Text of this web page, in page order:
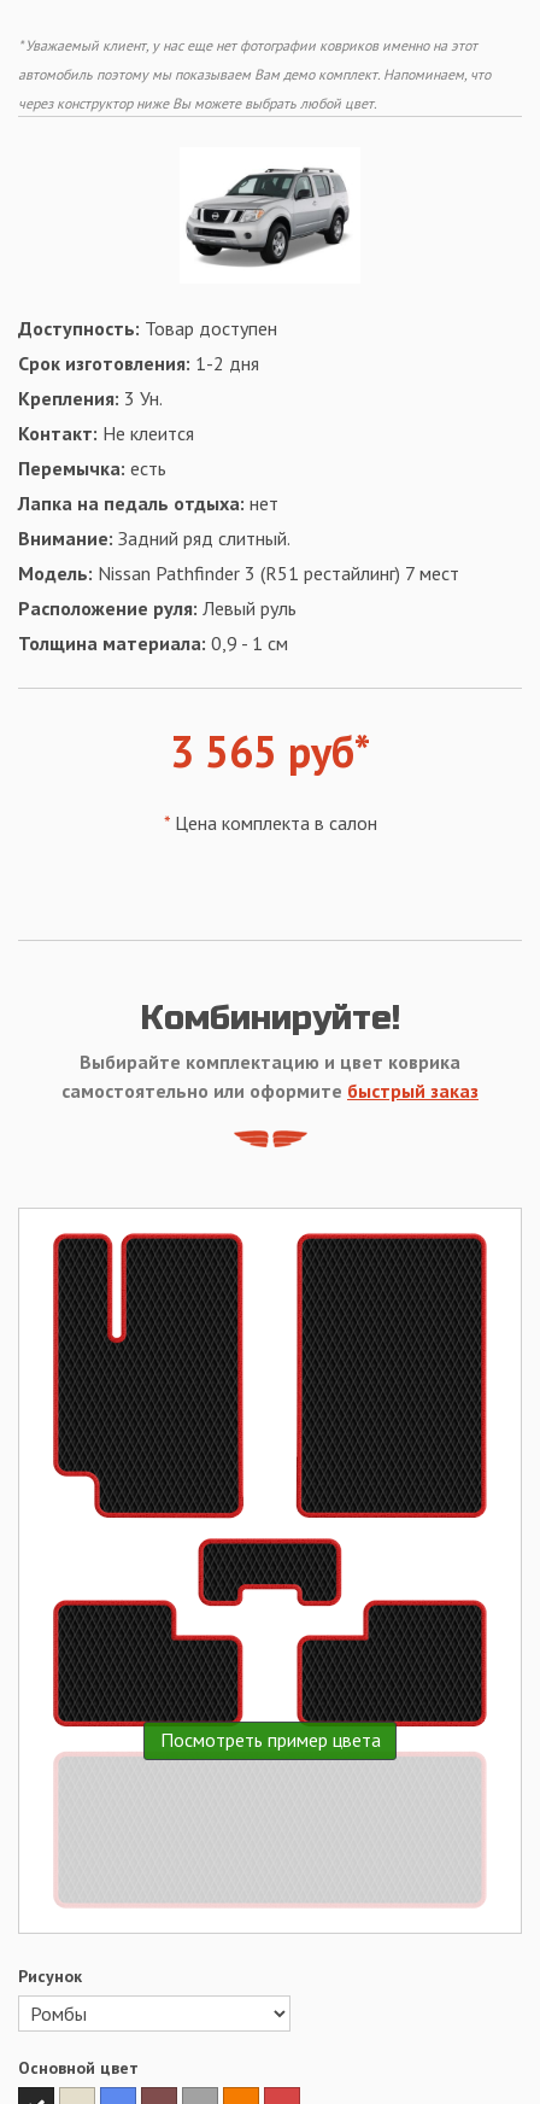
* Уважаемый клиент, у нас еще нет фотографии ковриков именно на этот
автомобиль поэтому мы показываем Вам демо комплект. Напоминаем, что
через конструктор ниже Вы можете выбрать любой цвет.
Доступность: Товар доступен
Срок изготовления: 1-2 дня
Крепления: 3 Ун.
Контакт: Не клеится
Перемычка: есть
Лапка на педаль отдыха: нет
Внимание: Задний ряд слитный.
Модель: Nissan Pathfinder 3 (R51 рестайлинг) 7 мест
Расположение руля: Левый руль
Толщина материала: 0,9 - 1 см
3 565 руб*
*Цена комплекта в салон
Комбинируйте!
Выбирайте комплектацию и цвет коврика
самостоятельно или оформите быстрый заказ
Посмотреть пример цвета
Рисунок
Основной цвет